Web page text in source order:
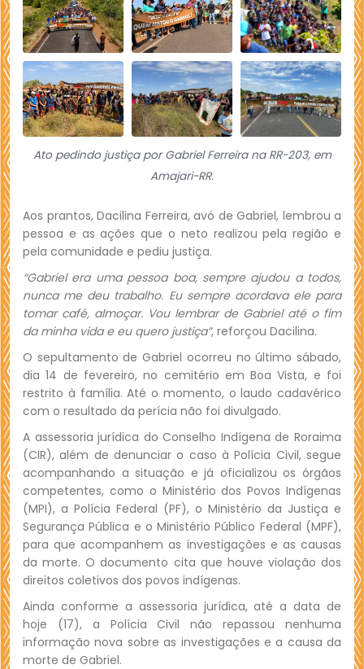
Ato pedindo justiça por Gabriel Ferreira na RR-203, em
Amajari-RR.
Aos prantos, Dacilina Ferreira, avó de Gabriel, lembrou a
pessoa e as ações que o neto realizou pela região e
pela comunidade e pediu justiça.
“Gabriel era uma pessoa boa, sempre ajudou a todos,
nunca me deu trabalho. Eu sempre acordava ele para
tomar café, almoçar. Vou lembrar de Gabriel até o fim
da minha vida e eu quero justiça”, reforçou Dacilina.
O sepultamento de Gabriel ocorreu no último sábado,
dia 14 de fevereiro, no cemitério em Boa Vista, e foi
restrito à família. Até o momento, o laudo cadavérico
com o resultado da perícia não foi divulgado.
A assessoria jurídica do Conselho Indígena de Roraima
(CIR), além de denunciar o caso à Polícia Civil, segue
acompanhando a situação e já oficializou os órgãos
competentes, como o Ministério dos Povos Indígenas
(MPI), a Polícia Federal (PF), o Ministério da Justiça e
Segurança Pública e o Ministério Público Federal (MPF),
para que acompanhem as investigações e as causas
da morte. O documento cita que houve violação dos
direitos coletivos dos povos indígenas.
Ainda conforme a assessoria jurídica, até a data de
hoje (17), a Polícia Civil não repassou nenhuma
informação nova sobre as investigações e a causa da
morte de Gabriel.